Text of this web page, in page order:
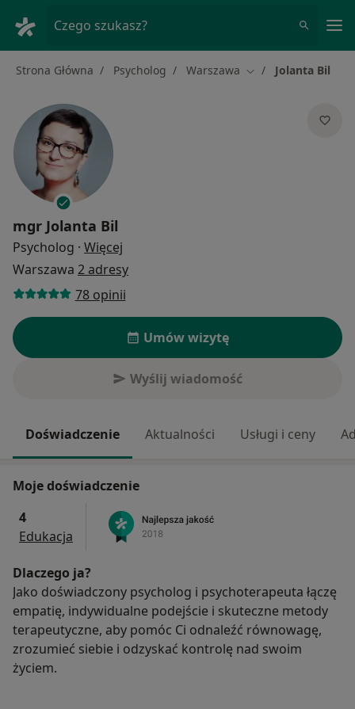
Czego szukasz?
Strona Główna Psycholog Warszawa Zmień miasto
Jolanta Bil
mgr Jolanta Bil
Psycholog · Więcej
Warszawa 2 adresy
78 opinii
Umów wizytę
Wyślij wiadomość
Doświadczenie Aktualności Usługi i ceny
Moje doświadczenie
4
Edukacja
Dlaczego ja?
Jako doświadczony psycholog i psychoterapeuta łączę
empatię, indywidualne podejście i skuteczne metody
terapeutyczne, aby pomóc Ci odnaleźć równowagę,
zrozumieć siebie i odzyskać kontrolę nad swoim
życiem.